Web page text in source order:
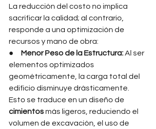
La reducción del costo no implica
sacrificar la calidad; al contrario,
responde a una optimización de
recursos y mano de obra:
● Menor Peso de la Estructura: Al ser
elementos optimizados
geométricamente, la carga total del
edificio disminuye drásticamente.
Esto se traduce en un diseño de
cimientos más ligeros, reduciendo el
volumen de excavación, el uso de